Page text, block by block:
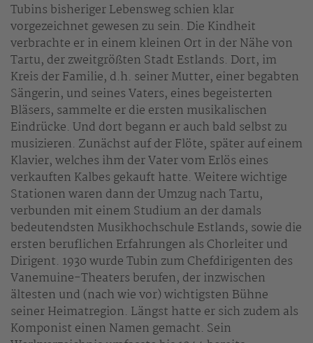
Tubins bisheriger Lebensweg schien klar
vorgezeichnet gewesen zu sein. Die Kindheit
verbrachte er in einem kleinen Ort in der Nähe von
Tartu, der zweitgrößten Stadt Estlands. Dort, im
Kreis der Familie, d.h. seiner Mutter, einer begabten
Sängerin, und seines Vaters, eines begeisterten
Bläsers, sammelte er die ersten musikalischen
Eindrücke. Und dort begann er auch bald selbst zu
musizieren. Zunächst auf der Flöte, später auf einem
Klavier, welches ihm der Vater vom Erlös eines
verkauften Kalbes gekauft hatte. Weitere wichtige
Stationen waren dann der Umzug nach Tartu,
verbunden mit einem Studium an der damals
bedeutendsten Musikhochschule Estlands, sowie die
ersten beruflichen Erfahrungen als Chorleiter und
Dirigent. 1930 wurde Tubin zum Chefdirigenten des
Vanemuine-Theaters berufen, der inzwischen
ältesten und (nach wie vor) wichtigsten Bühne
seiner Heimatregion. Längst hatte er sich zudem als
Komponist einen Namen gemacht. Sein